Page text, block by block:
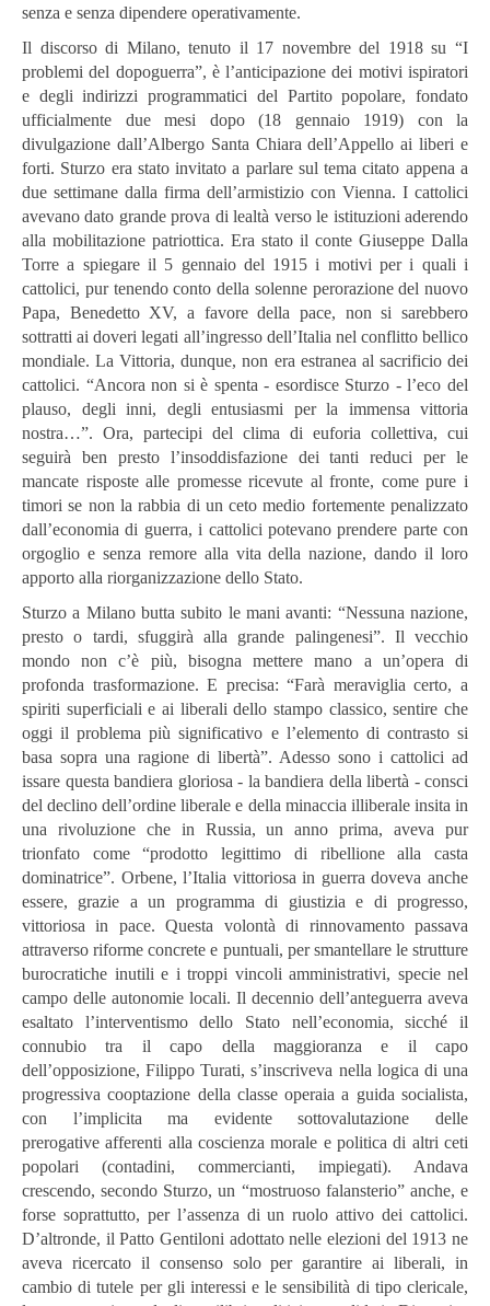
senza e senza dipendere operativamente.
Il discorso di Milano, tenuto il 17 novembre del 1918 su “I
problemi del dopoguerra”, è l’anticipazione dei motivi ispiratori
e degli indirizzi programmatici del Partito popolare, fondato
ufficialmente due mesi dopo (18 gennaio 1919) con la
divulgazione dall’Albergo Santa Chiara dell’Appello ai liberi e
forti. Sturzo era stato invitato a parlare sul tema citato appena a
due settimane dalla firma dell’armistizio con Vienna. I cattolici
avevano dato grande prova di lealtà verso le istituzioni aderendo
alla mobilitazione patriottica. Era stato il conte Giuseppe Dalla
Torre a spiegare il 5 gennaio del 1915 i motivi per i quali i
cattolici, pur tenendo conto della solenne perorazione del nuovo
Papa, Benedetto XV, a favore della pace, non si sarebbero
sottratti ai doveri legati all’ingresso dell’Italia nel conflitto bellico
mondiale. La Vittoria, dunque, non era estranea al sacrificio dei
cattolici. “Ancora non si è spenta - esordisce Sturzo - l’eco del
plauso, degli inni, degli entusiasmi per la immensa vittoria
nostra…”. Ora, partecipi del clima di euforia collettiva, cui
seguirà ben presto l’insoddisfazione dei tanti reduci per le
mancate risposte alle promesse ricevute al fronte, come pure i
timori se non la rabbia di un ceto medio fortemente penalizzato
dall’economia di guerra, i cattolici potevano prendere parte con
orgoglio e senza remore alla vita della nazione, dando il loro
apporto alla riorganizzazione dello Stato.
Sturzo a Milano butta subito le mani avanti: “Nessuna nazione,
presto o tardi, sfuggirà alla grande palingenesi”. Il vecchio
mondo non c’è più, bisogna mettere mano a un’opera di
profonda trasformazione. E precisa: “Farà meraviglia certo, a
spiriti superficiali e ai liberali dello stampo classico, sentire che
oggi il problema più significativo e l’elemento di contrasto si
basa sopra una ragione di libertà”. Adesso sono i cattolici ad
issare questa bandiera gloriosa - la bandiera della libertà - consci
del declino dell’ordine liberale e della minaccia illiberale insita in
una rivoluzione che in Russia, un anno prima, aveva pur
trionfato come “prodotto legittimo di ribellione alla casta
dominatrice”. Orbene, l’Italia vittoriosa in guerra doveva anche
essere, grazie a un programma di giustizia e di progresso,
vittoriosa in pace. Questa volontà di rinnovamento passava
attraverso riforme concrete e puntuali, per smantellare le strutture
burocratiche inutili e i troppi vincoli amministrativi, specie nel
campo delle autonomie locali. Il decennio dell’anteguerra aveva
esaltato l’interventismo dello Stato nell’economia, sicché il
connubio tra il capo della maggioranza e il capo
dell’opposizione, Filippo Turati, s’inscriveva nella logica di una
progressiva cooptazione della classe operaia a guida socialista,
con l’implicita ma evidente sottovalutazione delle
prerogativeafferenti alla coscienza morale e politica di altri ceti
popolari (contadini, commercianti, impiegati). Andava
crescendo, secondo Sturzo, un “mostruoso falansterio” anche, e
forse soprattutto, per l’assenza di un ruolo attivo dei cattolici.
D’altronde, il Patto Gentiloni adottato nelle elezioni del 1913 ne
aveva ricercato il consenso solo per garantire ai liberali, in
cambio di tutele per gli interessi e le sensibilità di tipo clericale,